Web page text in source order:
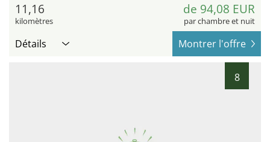
11,16
kilomètres
de 94,08 EUR
par chambre et nuit
Détails Montrer l'offre
8